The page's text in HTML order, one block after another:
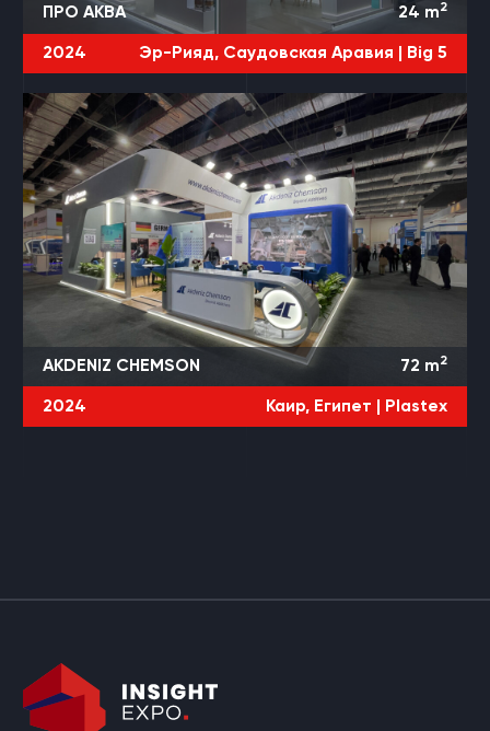
ПРО АКВА 24 m2
2024 Эр-Рияд, Саудовская Аравия | Big 5
AKDENIZ CHEMSON 72 m2
2024 Каир, Египет | Plastex